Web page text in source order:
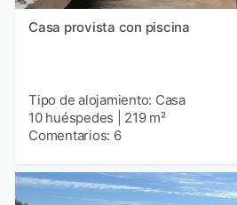
Casa provista con piscina
Tipo de alojamiento: Casa
10 huéspedes
219 m²
Comentarios: 6